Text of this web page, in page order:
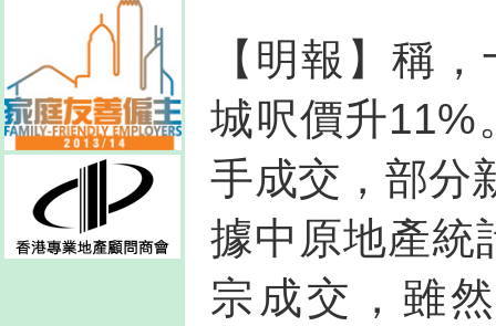
【明報】稱
城呎價升11%
手成交，部分
據中原地產統
宗成交，雖